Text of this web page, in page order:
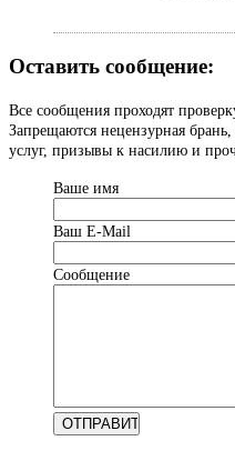
Оставить сообщение:
Все сообщения проходят
Запрещаются нецензурная
услуг, призывы к насилию и
Ваше имя
Ваш Е-Mail
Сообщение